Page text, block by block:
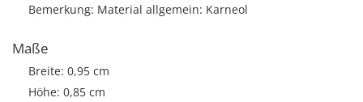
Bemerkung: Material allgemein: Karneol
Maße
Breite: 0,95 cm
Höhe: 0,85 cm